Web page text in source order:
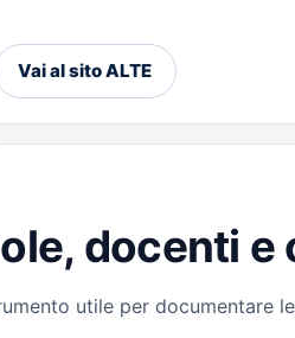
Vai al sito ALTE
docenti e
utile per documentare